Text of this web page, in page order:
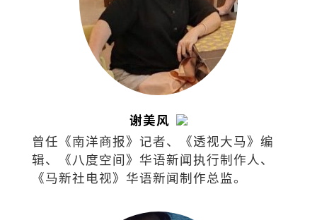
谢美风
曾任《南洋商报》记者、《透视大马》编
辑、《八度空间》华语新闻执行制作人、
《马新社电视》华语新闻制作总监。